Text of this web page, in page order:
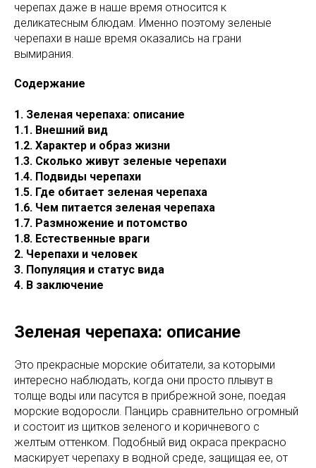
черепах даже в наше время относится к
деликатесным блюдам. Именно поэтому зеленые
черепахи в наше время оказались на грани
вымирания.
Содержание
1. Зеленая черепаха: описание
1.1. Внешний вид
1.2. Характер и образ жизни
1.3. Сколько живут зеленые черепахи
1.4. Подвиды черепахи
1.5. Где обитает зеленая черепаха
1.6. Чем питается зеленая черепаха
1.7. Размножение и потомство
1.8. Естественные враги
2. Черепахи и человек
3. Популяция и статус вида
4. В заключение
Зеленая черепаха: описание
Это прекрасные морские обитатели, за которыми
интересно наблюдать, когда они просто плывут в
толще воды или пасутся в прибрежной зоне, поедая
морские водоросли. Панцирь сравнительно огромный
и состоит из щитков зеленого и коричневого с
желтым оттенком. Подобный вид окраса прекрасно
маскирует черепаху в водной среде, защищая ее, от